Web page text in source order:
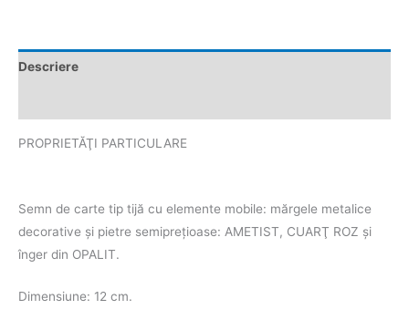
Descriere
PROPRIETĂŢI PARTICULARE
Semn de carte tip tijă cu elemente mobile: mărgele metalice
decorative şi pietre semipreţioase: AMETIST, CUARŢ ROZ şi
înger din OPALIT.
Dimensiune: 12 cm.